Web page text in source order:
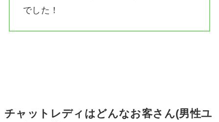
でした！
チャットレディはどんなお客さん(男性ユ